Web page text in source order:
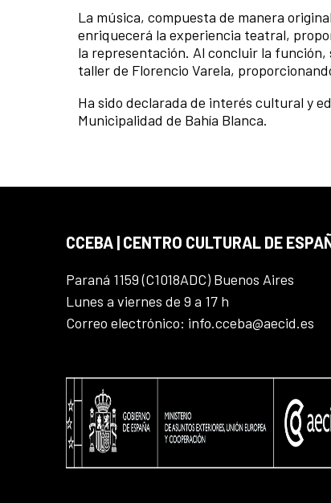
La música, compuesta de manera
enriquecerá la experiencia teatral,
la representación. Al concluir la
taller de Florencio Varela,
Ha sido declarada de interés cultural y
Municipalidad de Bahía Blanca.
CCEBA | CENTRO CULTURAL DE
Paraná 1159 (C1018ADC) Buenos Aires
Lunes a viernes de 9 a 17 h
Correo electrónico: info.cceba@aecid.es